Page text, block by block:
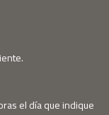
el día que indique